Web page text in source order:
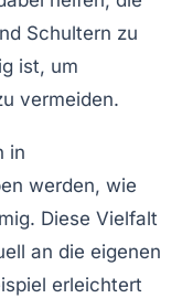
Schultern zu
ist, um
vermeiden.
in
werden, wie
Diese Vielfalt
an die eigenen
erleichtert